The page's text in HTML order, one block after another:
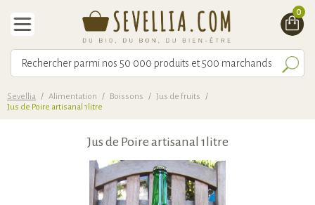
0
Sevellia / Alimentation / Boissons / Jus de fruits
/
Jus de Poire artisanal 1litre
Jus de Poire artisanal 1litre